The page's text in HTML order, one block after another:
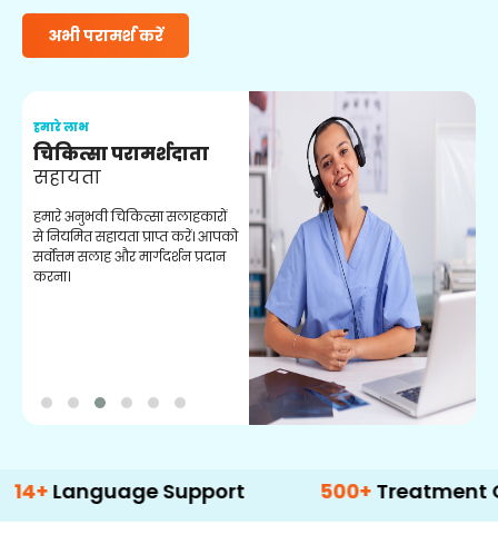
अभी परामर्श करें
हमारे लाभ
चिकित्सा परामर्शदाता
सहायता
हमारे अनुभवी चिकित्सा सलाहकारों
से नियमित सहायता प्राप्त करें। आपको
सर्वोत्तम सलाह और मार्गदर्शन प्रदान
करना।
Support 500+ Treatment Options